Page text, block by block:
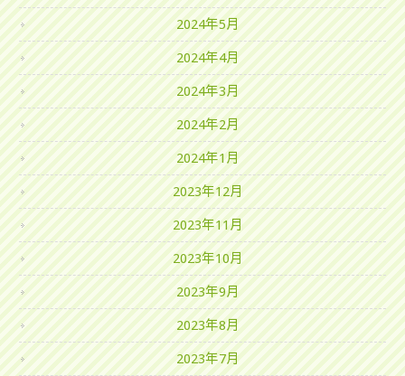
2024年5月
2024年4月
2024年3月
2024年2月
2024年1月
2023年12月
2023年11月
2023年10月
2023年9月
2023年8月
2023年7月